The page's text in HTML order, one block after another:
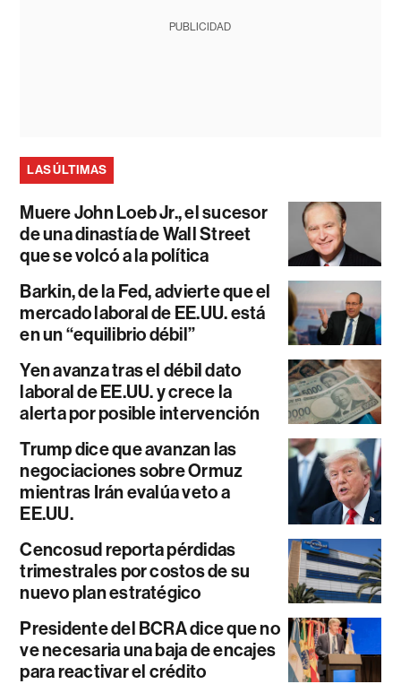
PUBLICIDAD
LAS ÚLTIMAS
Muere John Loeb Jr., el sucesor
de una dinastía de Wall Street
que se volcó a la política
Barkin, de la Fed, advierte que el
mercado laboral de EE.UU. está
en un “equilibrio débil”
Yen avanza tras el débil dato
laboral de EE.UU. y crece la
alerta por posible intervención
Trump dice que avanzan las
negociaciones sobre Ormuz
mientras Irán evalúa veto a
EE.UU.
Cencosud reporta pérdidas
trimestrales por costos de su
nuevo plan estratégico
Presidente del BCRA dice que no
ve necesaria una baja de encajes
para reactivar el crédito